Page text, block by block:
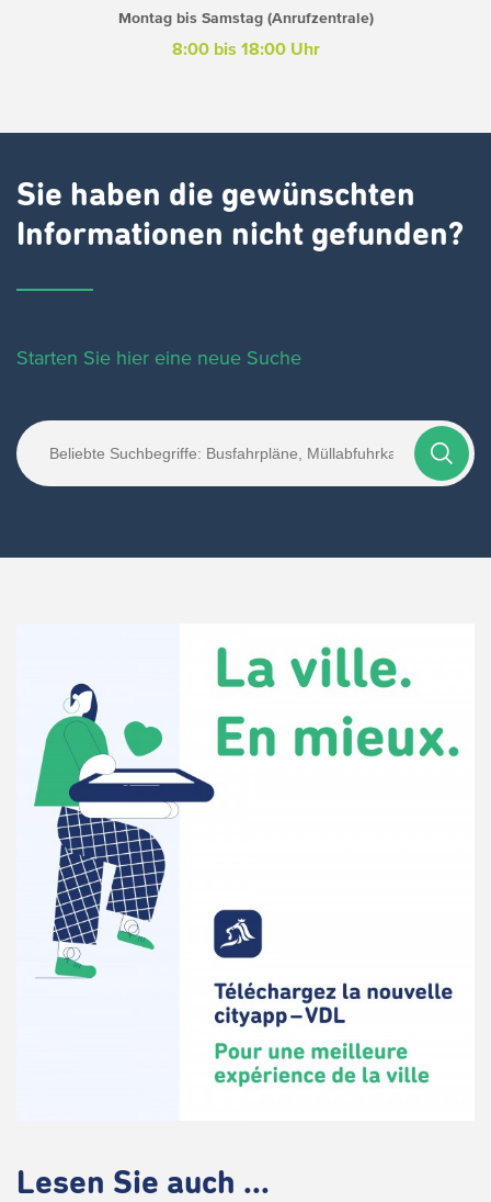
Montag bis Samstag (Anrufzentrale)
8:00 bis 18:00 Uhr
Sie haben die gewünschten
Informationen nicht gefunden?
Starten Sie hier eine neue Suche
Lesen Sie auch ...